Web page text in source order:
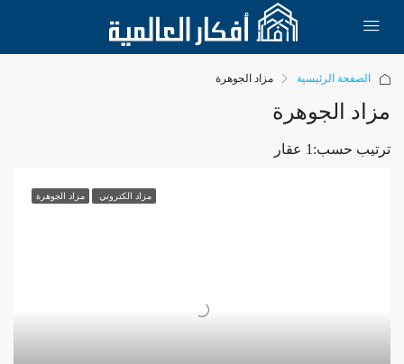
الصفحة الرئيسية مزاد الجوهرة
مزاد الجوهرة
1 عقار ترتيب حسب:
مزاد الكتروني مزاد الجوهرة